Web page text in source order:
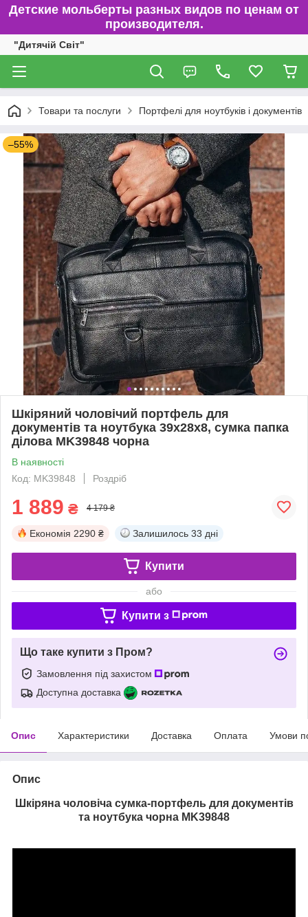
Детские мольберты разных видов по ценам от
производителя.
"Дитячій Світ"
Товари та послуги Портфелі для ноутбуків і документів
–55%
Шкіряний чоловічий портфель для
документів та ноутбука 39x28x8, сумка папка
ділова MK39848 чорна
В наявності
Код: MK39848
Роздріб
1 889 ₴ 4 179 ₴
Економія 2290 ₴ Залишилось 33 дні
Купити
або
Купити з
Що таке купити з Пром?
Замовлення під захистом
Доступна доставка
Опис Характеристики Доставка Оплата Умови
Опис
Шкіряна чоловіча сумка-портфель для документів
та ноутбука чорна MK39848